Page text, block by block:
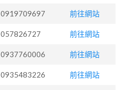
0919709697 前往網站
057826727 前往網站
0937760006 前往網站
0935483226 前往網站